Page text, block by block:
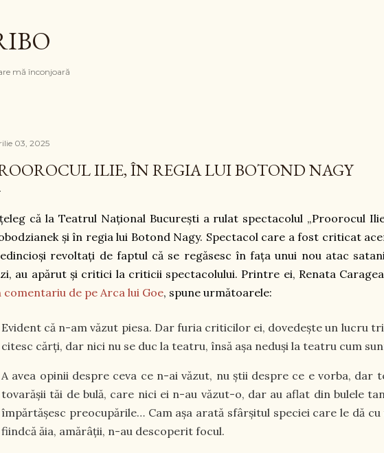
mă înconjoară
03, 2025
ILIE, ÎN REGIA LUI BOTOND NAGY
că la Teatrul Național București a rulat spectacolul „Proorocul
și în regia lui Botond Nagy. Spectacol care a fost criticat
revoltați de faptul că se regăsesc în fața unui nou atac
au apărut și critici la criticii spectacolului. Printre ei, Renata
comentariu de pe Arca lui Goe, spune următoarele:
Evident că n-am văzut piesa. Dar furia criticilor ei, dovedește un lucru
citesc cărți, dar nici nu se duc la teatru, însă așa neduși la teatru cum
A avea opinii despre ceva ce n-ai văzut, nu știi despre ce e vorba, dar
tovarășii tăi de bulă, care nici ei n-au văzut-o, dar au aflat din bulele
împărtășesc preocupările… Cam așa arată sfârșitul speciei care le dă
fiindcă ăia, amărâții, n-au descoperit focul.